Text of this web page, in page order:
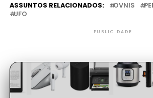
ASSUNTOS RELACIONADOS: OVNIS
UFO
PUBLICIDADE